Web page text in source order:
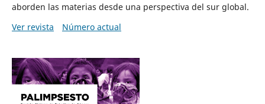
aborden las materias desde una perspectiva del sur global.
Ver revista
Número actual